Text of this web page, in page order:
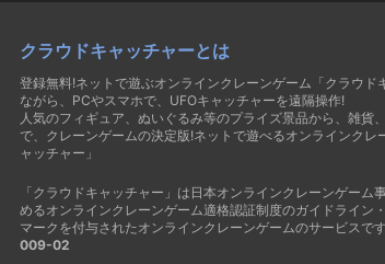
クラウドキャッチャーとは
登録無料!ネットで遊ぶオンラインクレーンゲーム「クラウド
ながら、PCやスマホで、UFOキャッチャーを遠隔操作!
人気のフィギュア、ぬいぐるみ等のプライズ景品から、雑貨
で、クレーンゲームの決定版!ネットで遊べるオンラインクレ
ャッチャー」
「クラウドキャッチャー」は日本オンラインクレーンゲーム
めるオンラインクレーンゲーム適格認証制度のガイドライン
マークを付与されたオンラインクレーンゲームのサービスです
009-02